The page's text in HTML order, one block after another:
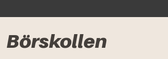
Börskollen